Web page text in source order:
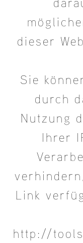
dieser
Sie
durch
Nutzung
Ihrer
Link
http://